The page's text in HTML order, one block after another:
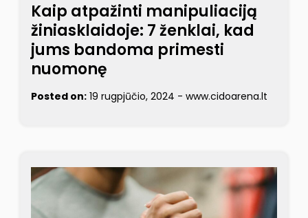
Kaip atpažinti manipuliaciją
žiniasklaidoje: 7 ženklai, kad
jums bandoma primesti
nuomonę
Posted on: 19 rugpjūčio, 2024 - www.cidoarena.lt